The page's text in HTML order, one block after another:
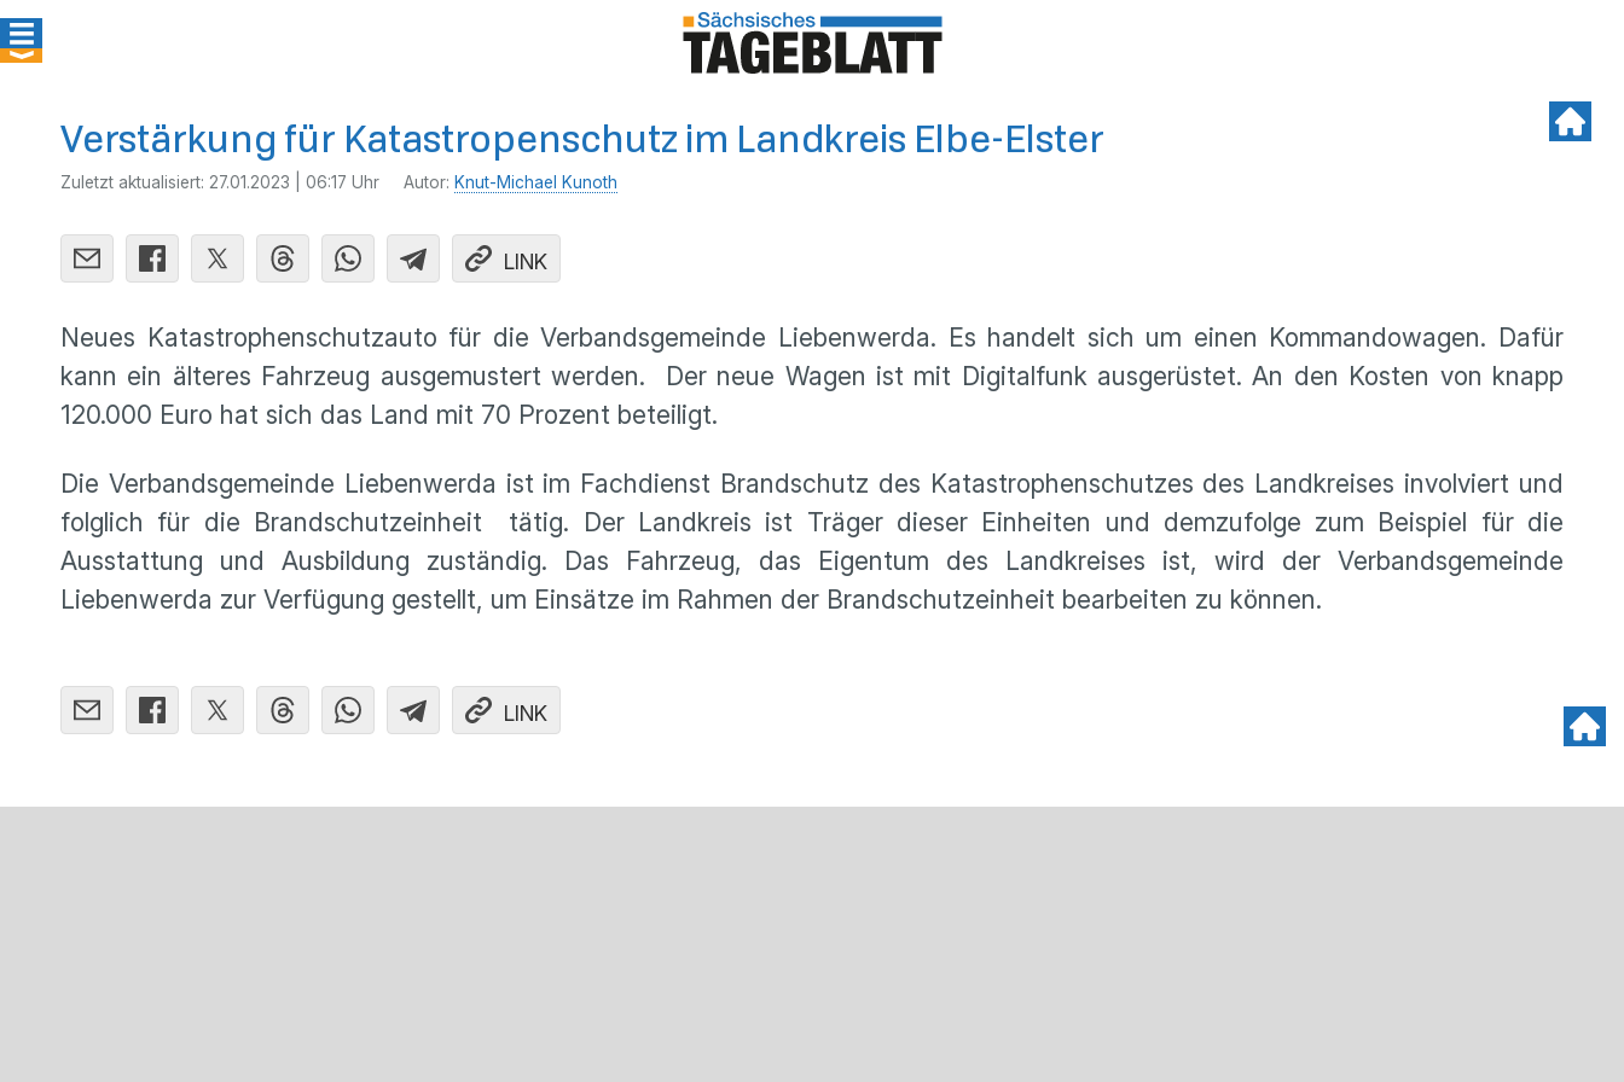
Verstärkung für Katastropenschutz im Landkreis Elbe-Elster
Zuletzt aktualisiert: 27.01.2023 | 06:17 Uhr Autor: Knut-Michael Kunoth
LINK
Neues Katastrophenschutzauto für die Verbandsgemeinde Liebenwerda. Es handelt sich um einen Kommandowagen. Dafür
kann ein älteres Fahrzeug ausgemustert werden. Der neue Wagen ist mit Digitalfunk ausgerüstet. An den Kosten von knapp
120.000 Euro hat sich das Land mit 70 Prozent beteiligt.
Die Verbandsgemeinde Liebenwerda ist im Fachdienst Brandschutz des Katastrophenschutzes des Landkreises involviert und
folglich für die Brandschutzeinheit tätig. Der Landkreis ist Träger dieser Einheiten und demzufolge zum Beispiel für die
Ausstattung und Ausbildung zuständig. Das Fahrzeug, das Eigentum des Landkreises ist, wird der Verbandsgemeinde
Liebenwerda zur Verfügung gestellt, um Einsätze im Rahmen der Brandschutzeinheit bearbeiten zu können.
LINK